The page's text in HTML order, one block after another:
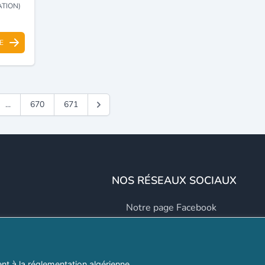
... 670 671
NOS RÉSEAUX SOCIAUX
Notre page Facebook